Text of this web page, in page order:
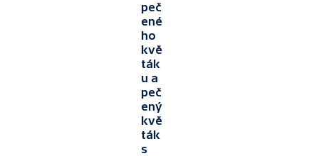
peč
ené
ho
kvě
ták
u a
peč
ený
kvě
ták
s